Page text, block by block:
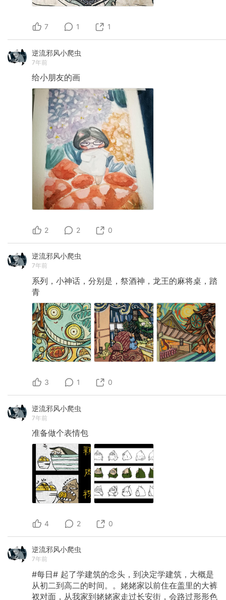
7 1 1
逆流邪风小爬虫
7年前
给小朋友的画
2 2 0
逆流邪风小爬虫
7年前
系列，小神话，分别是，祭酒神，龙王的麻将桌，踏
青
3 1 0
逆流邪风小爬虫
7年前
准备做个表情包
4 2 0
逆流邪风小爬虫
7年前
#每日# 起了学建筑的念头，到决定学建筑，大概是
从初二到高二的时间。。姥姥家以前住在盖里的大裤
衩对面，从我家到姥姥家走过长安街，会路过形形色